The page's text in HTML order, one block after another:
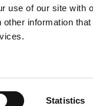
use of our site with
information
Statistics